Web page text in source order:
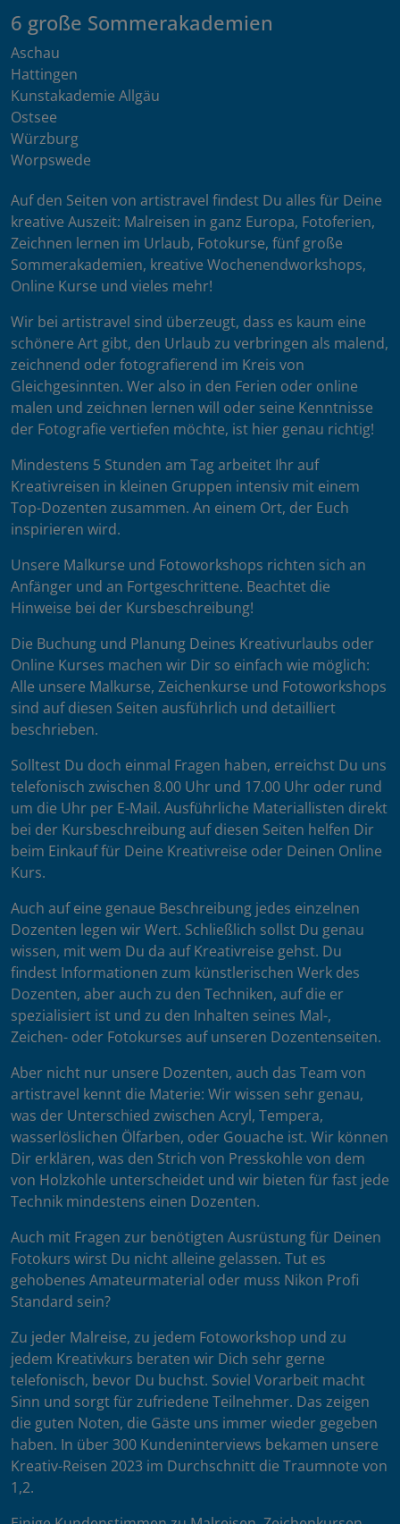
6 große Sommerakademien
Aschau
Hattingen
Kunstakademie Allgäu
Ostsee
Würzburg
Worpswede
Auf den Seiten von artistravel findest Du alles für Deine
kreative Auszeit: Malreisen in ganz Europa, Fotoferien,
Zeichnen lernen im Urlaub, Fotokurse, fünf große
Sommerakademien, kreative Wochenendworkshops,
Online Kurse und vieles mehr!
Wir bei artistravel sind überzeugt, dass es kaum eine
schönere Art gibt, den Urlaub zu verbringen als malend,
zeichnend oder fotografierend im Kreis von
Gleichgesinnten. Wer also in den Ferien oder online
malen und zeichnen lernen will oder seine Kenntnisse
der Fotografie vertiefen möchte, ist hier genau richtig!
Mindestens 5 Stunden am Tag arbeitet Ihr auf
Kreativreisen in kleinen Gruppen intensiv mit einem
Top-Dozenten zusammen. An einem Ort, der Euch
inspirieren wird.
Unsere Malkurse und Fotoworkshops richten sich an
Anfänger und an Fortgeschrittene. Beachtet die
Hinweise bei der Kursbeschreibung!
Die Buchung und Planung Deines Kreativurlaubs oder
Online Kurses machen wir Dir so einfach wie möglich:
Alle unsere Malkurse, Zeichenkurse und Fotoworkshops
sind auf diesen Seiten ausführlich und detailliert
beschrieben.
Solltest Du doch einmal Fragen haben, erreichst Du uns
telefonisch zwischen 8.00 Uhr und 17.00 Uhr oder rund
um die Uhr per E-Mail. Ausführliche Materiallisten direkt
bei der Kursbeschreibung auf diesen Seiten helfen Dir
beim Einkauf für Deine Kreativreise oder Deinen Online
Kurs.
Auch auf eine genaue Beschreibung jedes einzelnen
Dozenten legen wir Wert. Schließlich sollst Du genau
wissen, mit wem Du da auf Kreativreise gehst. Du
findest Informationen zum künstlerischen Werk des
Dozenten, aber auch zu den Techniken, auf die er
spezialisiert ist und zu den Inhalten seines Mal-,
Zeichen- oder Fotokurses auf unseren Dozentenseiten.
Aber nicht nur unsere Dozenten, auch das Team von
artistravel kennt die Materie: Wir wissen sehr genau,
was der Unterschied zwischen Acryl, Tempera,
wasserlöslichen Ölfarben, oder Gouache ist. Wir können
Dir erklären, was den Strich von Presskohle von dem
von Holzkohle unterscheidet und wir bieten für fast jede
Technik mindestens einen Dozenten.
Auch mit Fragen zur benötigten Ausrüstung für Deinen
Fotokurs wirst Du nicht alleine gelassen. Tut es
gehobenes Amateurmaterial oder muss Nikon Profi
Standard sein?
Zu jeder Malreise, zu jedem Fotoworkshop und zu
jedem Kreativkurs beraten wir Dich sehr gerne
telefonisch, bevor Du buchst. Soviel Vorarbeit macht
Sinn und sorgt für zufriedene Teilnehmer. Das zeigen
die guten Noten, die Gäste uns immer wieder gegeben
haben. In über 300 Kundeninterviews bekamen unsere
Kreativ-Reisen 2023 im Durchschnitt die Traumnote von
1,2.